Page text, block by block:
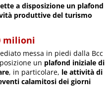
a disposizione un plafond
produttive del turismo
milioni
messa in piedi dalla Bcc
un plafond iniziale di
, in particolare, le attività di
calamitosi dei giorni